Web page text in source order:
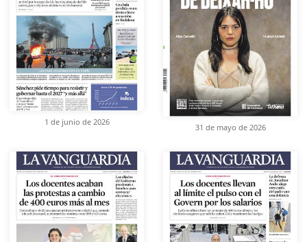
1 de junio de 2026
31 de mayo de 2026